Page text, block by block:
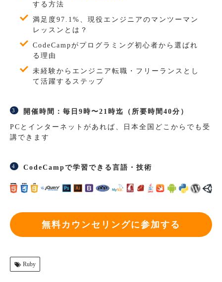
する方法
満足度97.1%、現役エンジニアのマンツーマン
レッスンとは？
CodeCampがプログラミング初心者から選ばれ
る理由
未経験からエンジニア転職・フリーランスとし
て活躍するステップ
開催時間：毎日9時〜21時迄（所要時間40分）
PCとインターネットがあれば、日本全国どこからでも受
講できます
CodeCampで学習できる言語・技術
無料カウンセリングに参加する
Ruby